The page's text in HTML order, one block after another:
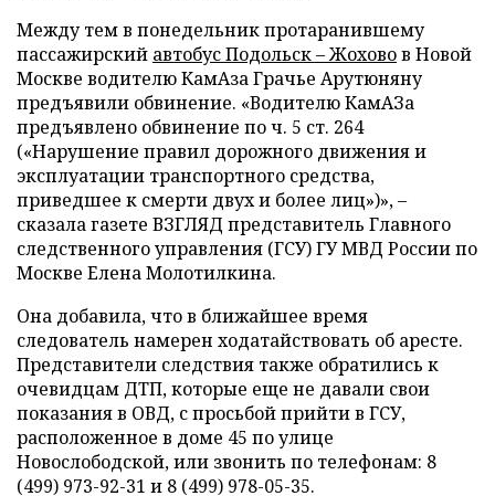
Между тем в понедельник протаранившему
пассажирский автобус Подольск – Жоховов Новой
Москве водителю КамАза Грачье Арутюняну
предъявили обвинение. «Водителю КамАЗа
предъявлено обвинение по ч. 5 ст. 264
(«Нарушение правил дорожного движения и
эксплуатации транспортного средства,
приведшее к смерти двух и более лиц»)», –
сказала газете ВЗГЛЯД представитель Главного
следственного управления (ГСУ) ГУ МВД России по
Москве Елена Молотилкина.
Она добавила, что в ближайшее время
следователь намерен ходатайствовать об аресте.
Представители следствия также обратились к
очевидцам ДТП, которые еще не давали свои
показания в ОВД, с просьбой прийти в ГСУ,
расположенное в доме 45 по улице
Новослободской, или звонить по телефонам: 8
(499) 973-92-31 и 8 (499) 978-05-35.